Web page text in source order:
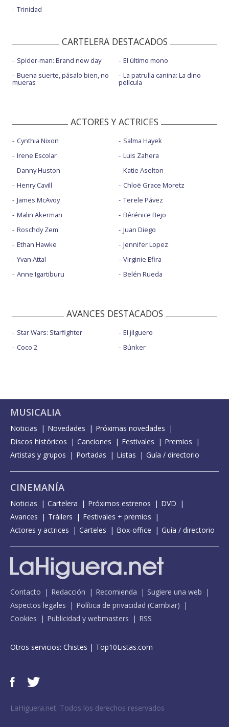
Trinidad
CARTELERA DESTACADOS
Spider-man: Brand new day
Buena suerte, pásalo bien, no
mueras
El último mono
La patrulla canina: La dino
película
ACTORES Y ACTRICES
Cynthia Nixon
Irene Escolar
Danny Huston
Henry Cavill
James McAvoy
Malin Akerman
Roschdy Zem
Ethan Hawke
Yvan Attal
Anne Igartiburu
Salma Hayek
Luis Zahera
Katie Aselton
Chloë Grace Moretz
Terele Pávez
Bérénice Bejo
Juan Diego
Jennifer Lopez
Virginie Efira
Belén Rueda
AVANCES DESTACADOS
Star Wars: Starfighter
Coco 2
El jilguero
Búnker
MUSICALIA
Noticias Novedades
Próximas novedades
Discos históricos
Canciones Festivales
Premios
Artistas y grupos
Portadas Listas Guía / directorio
CINEMANÍA
Noticias Cartelera Próximos estrenos
DVD
Avances
Tráilers
Festivales + premios
Actores y actrices
Carteles Box-office Guía / directorio
Contacto Redacción Recomienda
Sugiere una web
Aspectos legales
Política de privacidad (Cambiar)
Cookies
Publicidad y webmasters RSS
Otros servicios: Chistes | Top10Listas.com
LaHiguera.net. Todos los derechos reservados